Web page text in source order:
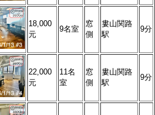
18,000
元
9名室
窓
側
婁山関路
駅
9分
22,000
元
11名
室
窓
側
婁山関路
駅
9分